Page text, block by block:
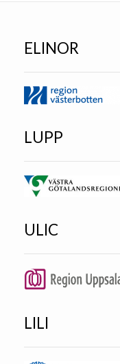
ELINOR
LUPP
ULIC
LILI